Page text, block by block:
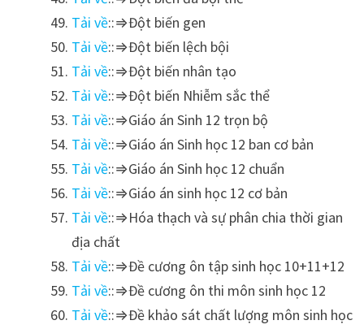
Tải về::⇒Đột biến gen
Tải về::⇒Đột biến lệch bội
Tải về::⇒Đột biến nhân tạo
Tải về::⇒Đột biến Nhiễm sắc thể
Tải về::⇒Giáo án Sinh 12 trọn bộ
Tải về::⇒Giáo án Sinh học 12 ban cơ bản
Tải về::⇒Giáo án Sinh học 12 chuẩn
Tải về::⇒Giáo án sinh học 12 cơ bản
Tải về::⇒Hóa thạch và sự phân chia thời gian
địa chất
Tải về::⇒Đề cương ôn tập sinh học 10+11+12
Tải về::⇒Đề cương ôn thi môn sinh học 12
Tải về::⇒Đề khảo sát chất lượng môn sinh học